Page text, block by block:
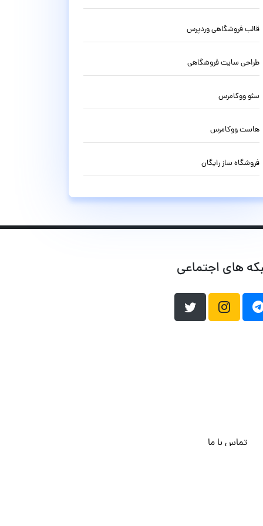
قالب فروشگاهی وردپرس
طراحی سایت فروشگاهی
سئو ووکامرس
هاست ووکامرس
فروشگاه ساز رایگان
های اجتماعی
تماس با ما